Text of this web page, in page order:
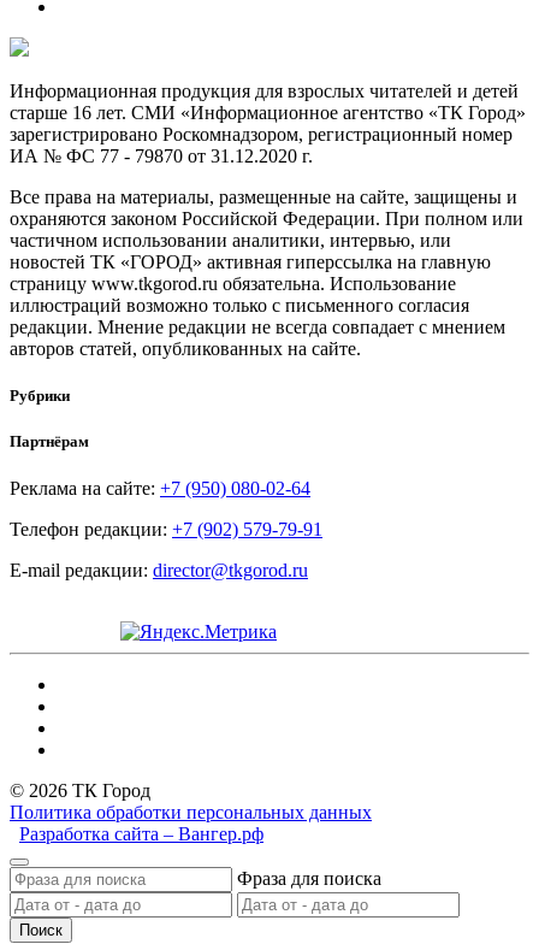
Информационная продукция для взрослых читателей и детей
старше 16 лет. СМИ «Информационное агентство «ТК Город»
зарегистрировано Роскомнадзором, регистрационный номер
ИА № ФС 77 - 79870 от 31.12.2020 г.
Все права на материалы, размещенные на сайте, защищены и
охраняются законом Российской Федерации. При полном или
частичном использовании аналитики, интервью, или
новостей ТК «ГОРОД» активная гиперссылка на главную
страницу www.tkgorod.ru обязательна. Использование
иллюстраций возможно только с письменного согласия
редакции. Мнение редакции не всегда совпадает с мнением
авторов статей, опубликованных на сайте.
Рубрики
Партнёрам
Реклама на сайте: +7 (950) 080-02-64
Телефон редакции: +7 (902) 579-79-91
E-mail редакции: director@tkgorod.ru
© 2026 ТК Город
Политика обработки персональных данных
Разработка сайта – Вангер.рф
Фраза для поиска
Поиск